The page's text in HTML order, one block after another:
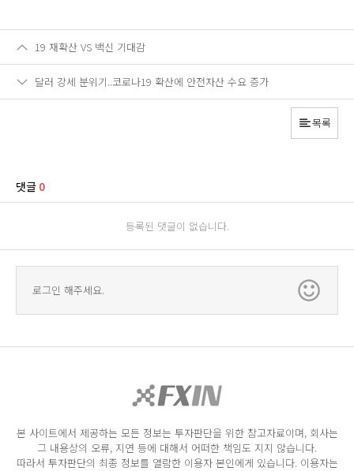
19 재확산 VS 백신 기대감
달러 강세 분위기..코로나19 확산에 안전자산 수요 증가
목록
댓글 0
등록된 댓글이 없습니다.
로그인 해주세요.
본 사이트에서 제공하는 모든 정보는 투자판단을 위한 참고자료이며, 회사는
그 내용상의 오류, 지연 등에 대해서 어떠한 책임도 지지 않습니다.
따라서 투자판단의 최종 정보를 열람한 이용자 본인에게 있습니다. 이용자는